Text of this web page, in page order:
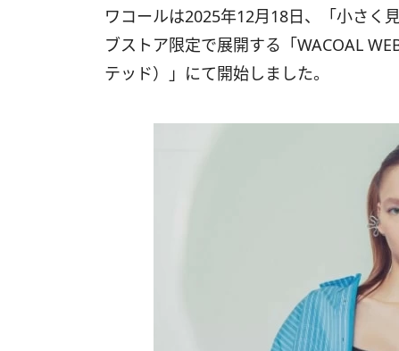
ワコールは2025年12月18日、「小さく
ブストア限定で展開する「WACOAL
テッド）」にて開始しました。